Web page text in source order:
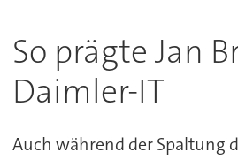
So prägte Jan
Daimler-IT
Auch während der Spaltung